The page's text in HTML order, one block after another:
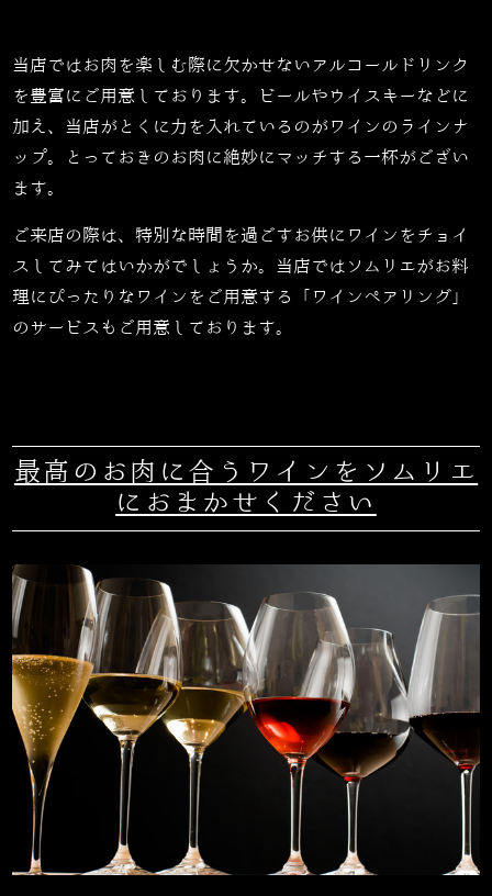
当店ではお肉を楽しむ際に欠かせないアルコールドリンク
を豊富にご用意しております。ビールやウイスキーなどに
加え、当店がとくに力を入れているのがワインのラインナ
ップ。とっておきのお肉に絶妙にマッチする一杯がござい
ます。
ご来店の際は、特別な時間を過ごすお供にワインをチョイ
スしてみてはいかがでしょうか。当店ではソムリエがお料
理にぴったりなワインをご用意する「ワインペアリング」
のサービスもご用意しております。
最高のお肉に合うワインをソムリエ
におまかせください